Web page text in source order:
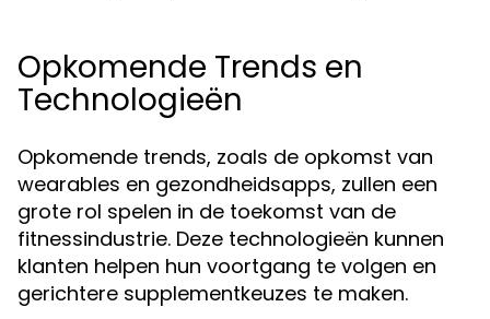
Opkomende Trends en
Technologieën
Opkomende trends, zoals de opkomst van
wearables en gezondheidsapps, zullen een
grote rol spelen in de toekomst van de
fitnessindustrie. Deze technologieën kunnen
klanten helpen hun voortgang te volgen en
gerichtere supplementkeuzes te maken.